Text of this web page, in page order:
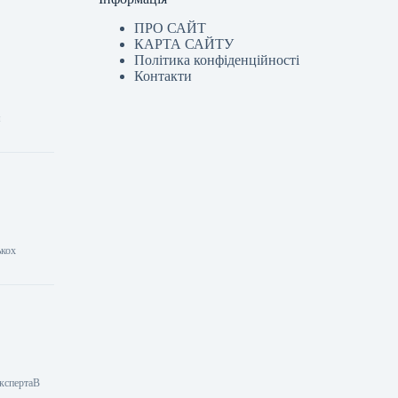
ПРО САЙТ
КАРТА САЙТУ
Політика конфіденційності
Контакти